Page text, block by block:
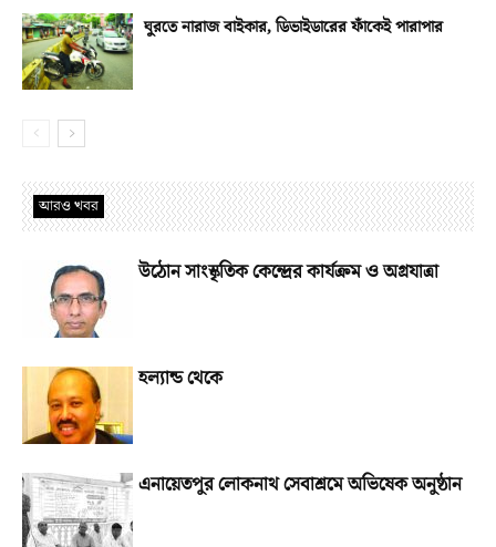
ঘুরতে নারাজ বাইকার, ডিভাইডারের ফাঁকেই পারাপার
আরও খবর
উঠোন সাংস্কৃতিক কেন্দ্রের কার্যক্রম ও অগ্রযাত্রা
হল্যান্ড থেকে
এনায়েতপুর লোকনাথ সেবাশ্রমে অভিষেক অনুষ্ঠান